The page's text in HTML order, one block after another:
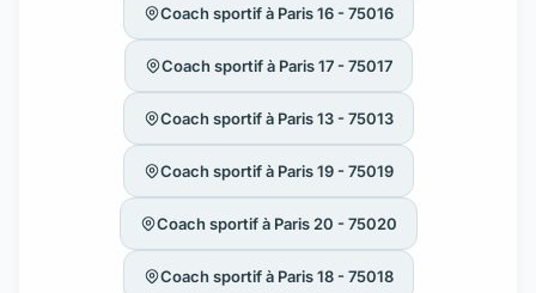
Coach sportif à Paris 16 - 75016
Coach sportif à Paris 17 - 75017
Coach sportif à Paris 13 - 75013
Coach sportif à Paris 19 - 75019
Coach sportif à Paris 20 - 75020
Coach sportif à Paris 18 - 75018